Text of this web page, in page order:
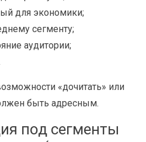
для экономики;
сегменту;
аудитории;
«дочитать» или
быть адресным.
под сегменты